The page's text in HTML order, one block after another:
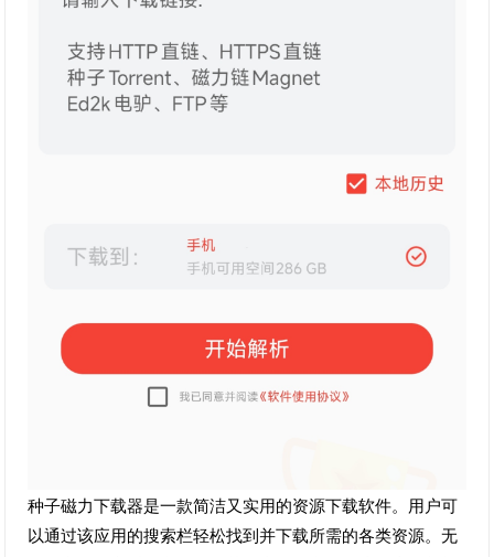
种子磁力下载器是一款简洁又实用的资源下载软件。用户可
以通过该应用的搜索栏轻松找到并下载所需的各类资源。无